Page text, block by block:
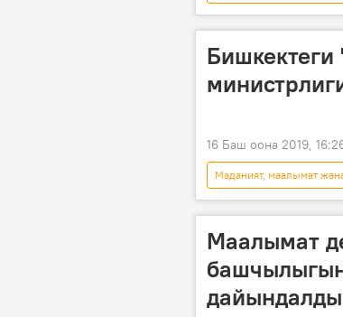
тасма
Баткен
16 Баш оона 2019,
Маданият, маалымат
Сооронбай Жээнбеков
Маалымат
дайындалды